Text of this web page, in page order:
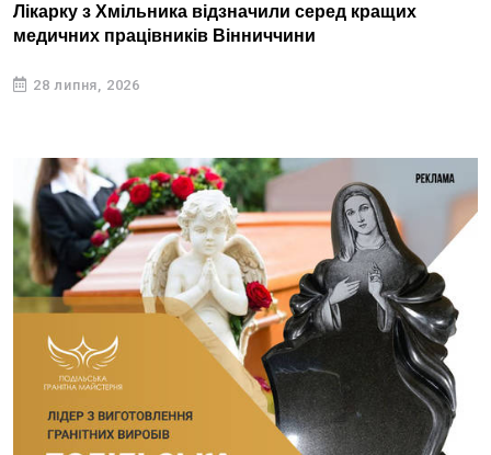
Лікарку з Хмільника відзначили серед кращих
медичних працівників Вінниччини
28 липня, 2026